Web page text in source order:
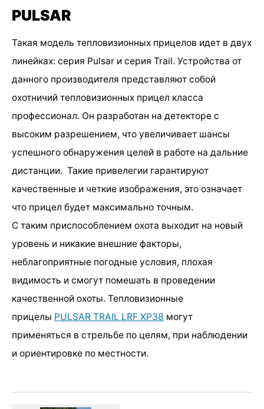
PULSAR
Такая модель тепловизионных прицелов идет в двух
линейках: серия Pulsar и серия Trail. Устройства от
данного производителя представляют собой
охотничий тепловизионных прицел класса
профессионал. Он разработан на детекторе с
высоким разрешением, что увеличивает шансы
успешного обнаружения целей в работе на дальние
дистанции. Такие привелегии гарантируют
качественные и четкие изображения, это означает
что прицел будет максимально точным.
С таким приспособлением охота выходит на новый
уровень и никакие внешние факторы,
неблагоприятные погодные условия, плохая
видимость и смогут помешать в проведении
качественной охоты. Тепловизионные
прицелы PULSAR TRAIL LRF XP38 могут
применяться в стрельбе по целям, при наблюдении
и ориентировке по местности.